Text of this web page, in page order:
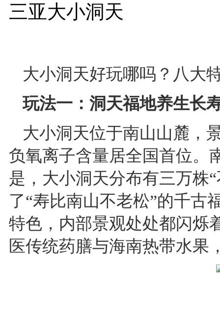
三亚大小洞天
大小洞天好玩哪吗？八大
玩法一：洞天福地养生长
大小洞天位于南山山麓，
负氧离子含量居全国首位。
是，大小洞天分布有三万株
了“寿比南山不老松”的千古
特色，内部景观处处都闪烁
医传统药膳与海南热带水果